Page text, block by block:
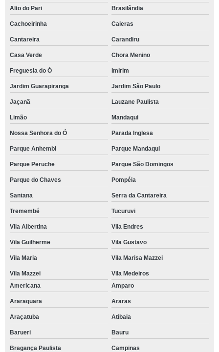
Alto do Pari
Brasilândia
Cachoeirinha Caieras
Cantareira Carandiru
Casa Verde Chora Menino
Freguesia do Ó Imirim
Jardim Guarapiranga Jardim São Paulo
Jaçanã Lauzane Paulista
Limão Mandaqui
Nossa Senhora do Ó Parada Inglesa
Parque Anhembi Parque Mandaqui
Parque Peruche Parque São Domingos
Parque do Chaves Pompéia
Santana Serra da Cantareira
Tremembé Tucuruvi
Vila Albertina Vila Endres
Vila Guilherme Vila Gustavo
Vila Maria Vila Marisa Mazzei
Vila Mazzei
Vila Medeiros
Americana
Amparo
Araraquara Araras
Araçatuba Atibaia
Barueri Bauru
Bragança Paulista Campinas